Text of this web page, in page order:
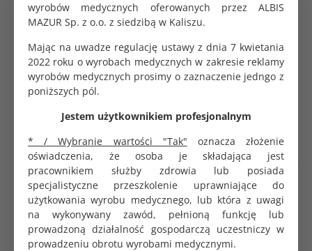
wyrobów medycznych oferowanych przez ALBIS
MAZUR Sp. z o.o. z siedzibą w Kaliszu.
Mając na uwadze regulację ustawy z dnia 7 kwietania
2022 roku o wyrobach medycznych w zakresie reklamy
wyrobów medycznych prosimy o zaznaczenie jedngo z
poniższych pól.
Jestem użytkownikiem profesjonalnym
* / Wybranie wartości "Tak" oznacza złożenie
oświadczenia, że osoba je składająca jest
pracownikiem służby zdrowia lub posiada
specjalistyczne przeszkolenie uprawniające do
użytkowania wyrobu medycznego, lub która z uwagi
na wykonywany zawód, pełnioną funkcję lub
prowadzoną działalność gospodarczą uczestniczy w
prowadzeniu obrotu wyrobami medycznymi.
Wierzymy, że właściwy dobórcewnikato klucz do sukcesu w
wielu sytuacjach medycznych, dlatego stawiamy na jakość i
sprawdzone rozwiązania. Zapraszamy do zapoznania się z
naszą ofertącewników urologicznychi skorzystania z
profesjonalnego doradztwa, które oferujemy. Odwiedź
ALBISPRO.com i przekonaj się, jak nasze
wesprzeć Cię w pracy i zapewnić komfort użytkowania
Jak wybrać odpowiedni cewnik
dwubalonowy do swoich potrzeb?
Wybór odpowiedniego cewnika dwubalonowegozależy od
wielu czynników, które warto wziąć pod uwagę przed
zakupem. Na początku zdecyduj, jakie jest jego
przeznaczenie, ponieważ produkty te znajdują zastosowanie